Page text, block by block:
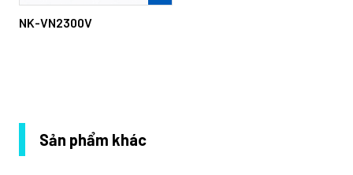
NK-VN2300V
Sản phẩm khác